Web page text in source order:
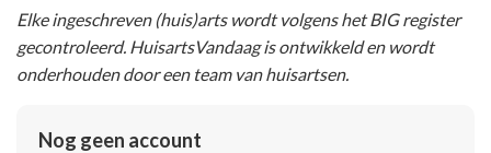
Elke ingeschreven (huis)arts wordt volgens het BIG register
gecontroleerd. HuisartsVandaag is ontwikkeld en wordt
onderhouden door een team van huisartsen.
Nog geen account